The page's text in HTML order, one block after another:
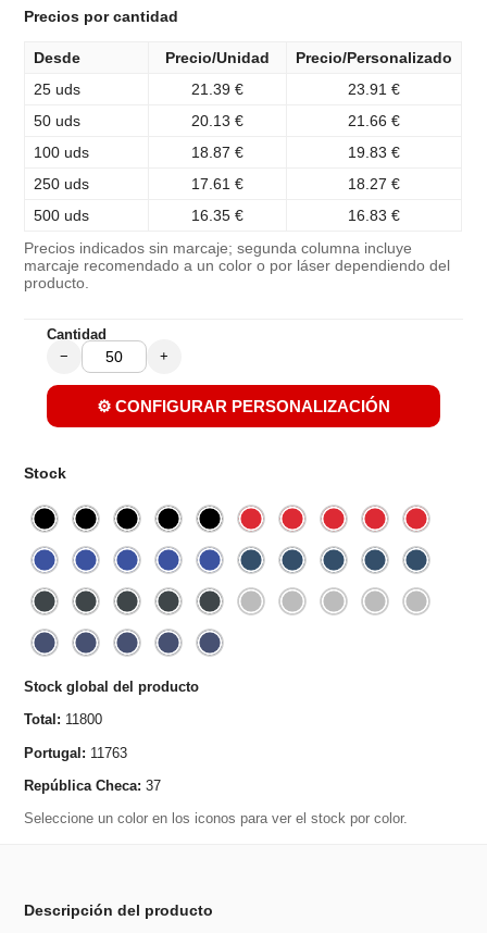
Precios por cantidad
Desde Precio/Unidad
Precio/Personalizado
25 uds
21.39 €
23.91 €
50 uds
20.13 €
21.66 €
100 uds
18.87 €
19.83 €
250 uds
17.61 €
18.27 €
500 uds
16.35 € 16.83 €
Precios indicados sin marcaje; segunda columna incluye
marcaje recomendado a un color o por láser dependiendo del
producto.
Cantidad
− +
⚙️ CONFIGURAR PERSONALIZACIÓN
Stock
Stock global del producto
Total: 11800
Portugal: 11763
República Checa: 37
Seleccione un color en los iconos para ver el stock por color.
Descripción del producto